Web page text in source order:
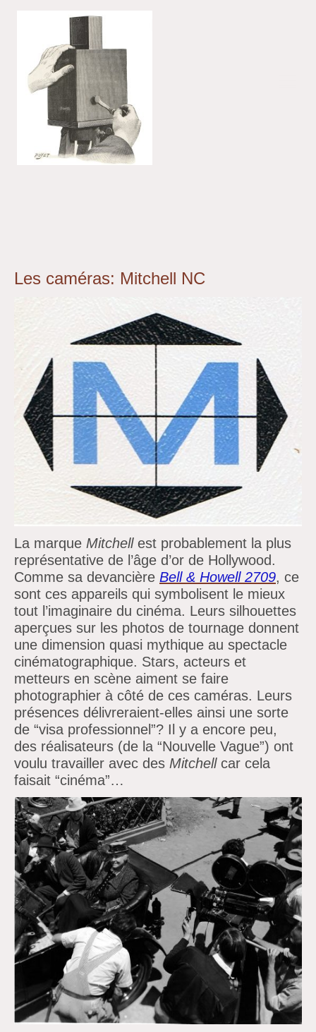
Les caméras: Mitchell NC
La marque Mitchell est probablement la plus
représentative de l’âge d’or de Hollywood.
Comme sa devancière Bell & Howell 2709, ce
sont ces appareils qui symbolisent le mieux
tout l’imaginaire du cinéma. Leurs silhouettes
aperçues sur les photos de tournage donnent
une dimension quasi mythique au spectacle
cinématographique. Stars, acteurs et
metteurs en scène aiment se faire
photographier à côté de ces caméras. Leurs
présences délivreraient-elles ainsi une sorte
de “visa professionnel”? Il y a encore peu,
des réalisateurs (de la “Nouvelle Vague”) ont
voulu travailler avec des Mitchell car cela
faisait “cinéma”…